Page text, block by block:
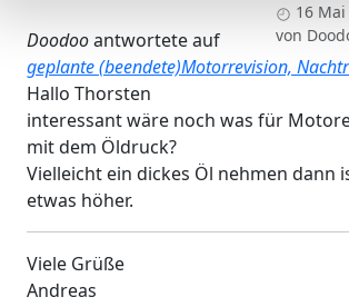
16
von
Doodooantwortete auf
geplante (beendete)Motorrevision,
Hallo Thorsten
interessant wäre noch was für
mit dem Öldruck?
Vielleicht ein dickes Öl nehmen dann
etwas höher.
Viele Grüße
Andreas